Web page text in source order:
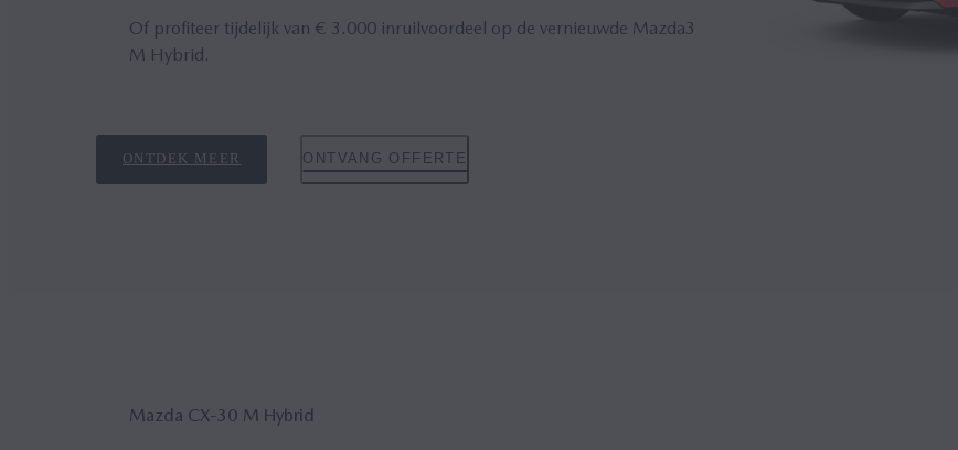
Of profiteer tijdelijk van € 3.000 inruilvoordeel op de vernieuwde Mazda3
M Hybrid.
ONTDEK MEER ONTVANG OFFERTE
Mazda CX‑30 M Hybrid